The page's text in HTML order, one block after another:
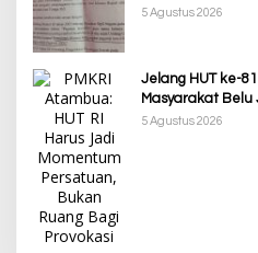
Menjalankan
5 Agustus 2026
Jelang HUT ke-
Masyarakat Belu
Provokasi
5 Agustus 2026